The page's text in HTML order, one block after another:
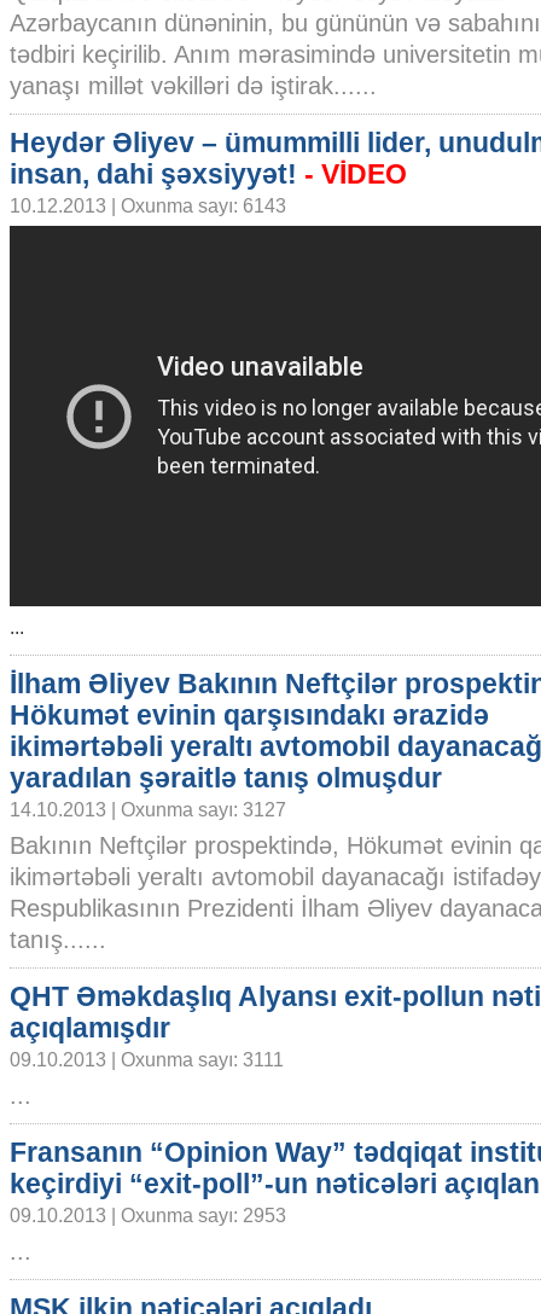
Azərbaycanın dünəninin, bu gününün və
tədbiri keçirilib. Anım mərasimində universitetin
yanaşı millət vəkilləri də iştirak......
Heydər Əliyev – ümummilli lider,
insan, dahi şəxsiyyət! - VİDEO
10.12.2013 | Oxunma sayı: 6143
...
İlham Əliyev Bakının Neftçilər
Hökumət evinin qarşısındakı ərazidə
ikimərtəbəli yeraltı avtomobil
yaradılan şəraitlə tanış olmuşdur
14.10.2013 | Oxunma sayı: 3127
Bakının Neftçilər prospektində, Hökumət evinin
ikimərtəbəli yeraltı avtomobil dayanacağı
Respublikasının Prezidenti İlham Əliyev
tanış......
QHT Əməkdaşlıq Alyansı exit-pollun
açıqlamışdır
09.10.2013 | Oxunma sayı: 3111
...
Fransanın “Opinion Way” tədqiqat
keçirdiyi “exit-poll”-un nəticələri
09.10.2013 | Oxunma sayı: 2953
...